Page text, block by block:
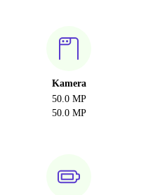
Kamera
50.0 MP
50.0 MP